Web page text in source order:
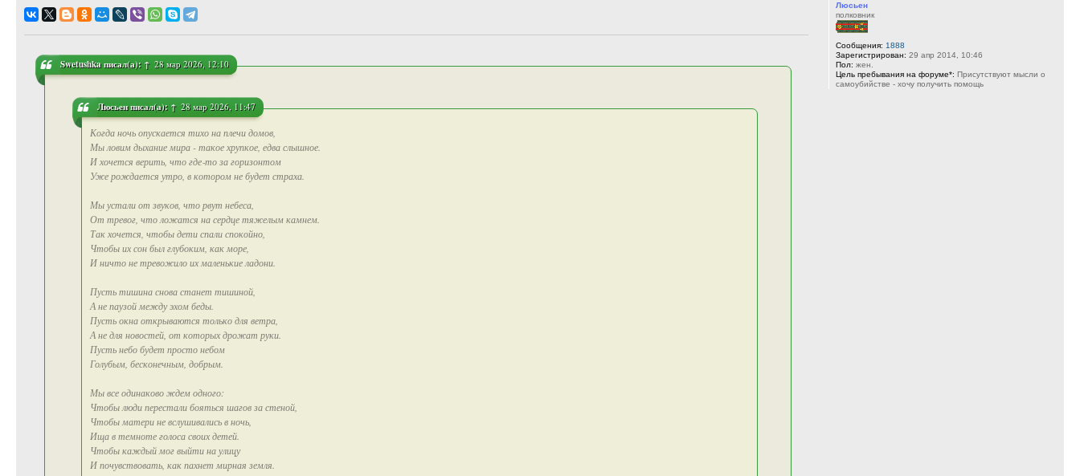
Люсьен
полковник
Сообщения: 1888
Зарегистрирован: 29 апр 2014, 10:46
Пол: жен.
Цель пребывания на форуме*: Присутствуют мысли о
самоубийстве - хочу получить помощь
Swetushkaписал(а): ↑ 28 мар 2026, 12:10
Люсьенписал(а): ↑ 28 мар 2026, 11:47
Когда ночь опускается тихо на плечи домов,
Мы ловим дыхание мира - такое хрупкое, едва слышное.
И хочется верить, что где‑то за горизонтом
Уже рождается утро, в котором не будет страха.
Мы устали от звуков, что рвут небеса,
От тревог, что ложатся на сердце тяжелым камнем.
Так хочется, чтобы дети спали спокойно,
Чтобы их сон был глубоким, как море,
И ничто не тревожило их маленькие ладони.
Пусть тишина снова станет тишиной,
А не паузой между эхом беды.
Пусть окна открываются только для ветра,
А не для новостей, от которых дрожат руки.
Пусть небо будет просто небом
Голубым, бесконечным, добрым.
Мы все одинаково ждем одного:
Чтобы люди перестали бояться шагов за стеной,
Чтобы матери не вслушивались в ночь,
Ища в темноте голоса своих детей.
Чтобы каждый мог выйти на улицу
И почувствовать, как пахнет мирная земля.